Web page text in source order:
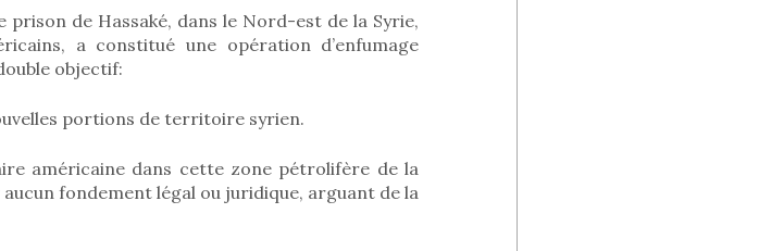
prison de Hassaké, dans le Nord-est de la Syrie,
a constitué une opération d’enfumage
objectif:
portions de territoire syrien.
américaine dans cette zone pétrolifère de la
fondement légal ou juridique, arguant de la